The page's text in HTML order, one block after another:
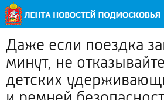
Даже если поездка
минут, не
детских